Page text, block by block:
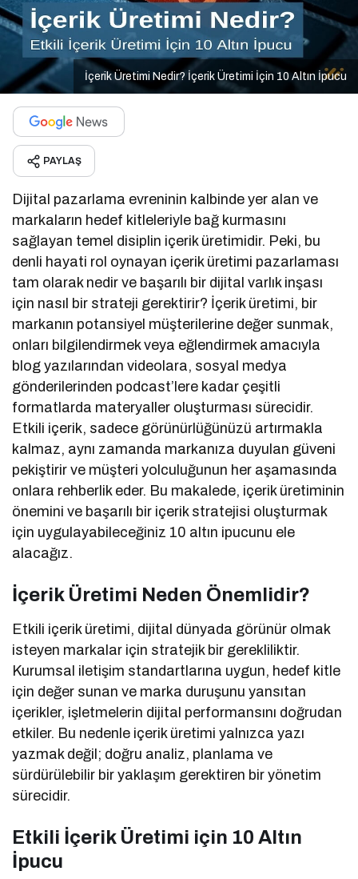
İçerik Üretimi Nedir? İçerik Üretimi İçin 10 Altın İpucu
PAYLAŞ
Dijital pazarlama evreninin kalbinde yer alan ve
markaların hedef kitleleriyle bağ kurmasını
sağlayan temel disiplin içerik üretimidir. Peki, bu
denli hayati rol oynayan içerik üretimi pazarlaması
tam olarak nedir ve başarılı bir dijital varlık inşası
için nasıl bir strateji gerektirir? İçerik üretimi, bir
markanın potansiyel müşterilerine değer sunmak,
onları bilgilendirmek veya eğlendirmek amacıyla
blog yazılarından videolara, sosyal medya
gönderilerinden podcast’lere kadar çeşitli
formatlarda materyaller oluşturması sürecidir.
Etkili içerik, sadece görünürlüğünüzü artırmakla
kalmaz, aynı zamanda markanıza duyulan güveni
pekiştirir ve müşteri yolculuğunun her aşamasında
onlara rehberlik eder. Bu makalede, içerik üretiminin
önemini ve başarılı bir içerik stratejisi oluşturmak
için uygulayabileceğiniz 10 altın ipucunu ele
alacağız.
İçerik Üretimi Neden Önemlidir?
Etkili içerik üretimi, dijital dünyada görünür olmak
isteyen markalar için stratejik bir gerekliliktir.
Kurumsal iletişim standartlarına uygun, hedef kitle
için değer sunan ve marka duruşunu yansıtan
içerikler, işletmelerin dijital performansını doğrudan
etkiler. Bu nedenle içerik üretimi yalnızca yazı
yazmak değil; doğru analiz, planlama ve
sürdürülebilir bir yaklaşım gerektiren bir yönetim
sürecidir.
Etkili İçerik Üretimi için 10 Altın
İpucu